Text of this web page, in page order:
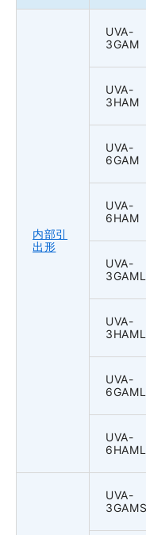
内部引
出形
UVA-
3GAM
UVA-
3HAM
UVA-
6GAM
UVA-
6HAM
UVA-
3GAML
UVA-
3HAML
UVA-
6GAML
UVA-
6HAML
UVA-
3GAMS